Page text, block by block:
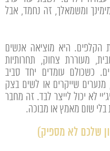
ומשמאלך, זה נחמד, אבל
הקלפים. היא מוציאה אנשים
מעוררת צחוק, תחרותיות
כשכולם עומדים יחד סביב
שייקרים או לשים בצק
לא יכול לייצר לבד. זה מחבר
בלי שום מאמץ או מבוכה.
שלכם לא מספיק)